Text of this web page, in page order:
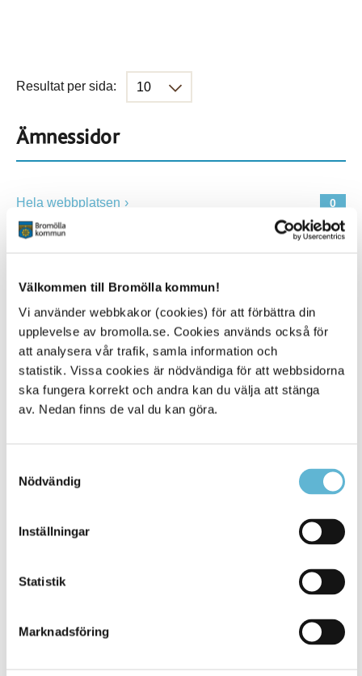
Välkommen till Bromölla kommun!
Vi använder webbkakor (cookies) för att förbättra din
upplevelse av bromolla.se. Cookies används också för
att analysera vår trafik, samla information och
statistik. Vissa cookies är nödvändiga för att webbsidorna
ska fungera korrekt och andra kan du välja att stänga
av. Nedan finns de val du kan göra.
Nödvändig
Inställningar
Statistik
Marknadsföring
Resultat per sida:
Ämnessidor
0
Hela webbplatsen
Alla platser
KONTAKT
Besöksadress
Box 18, 295 21 Bromölla